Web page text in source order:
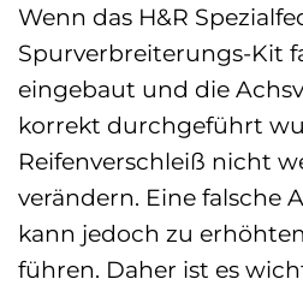
Wenn das H&R
Spurverbreiterungs-Kit
eingebaut und die
korrekt durchgeführt
Reifenverschleiß nicht
verändern. Eine falsche
kann jedoch zu
führen. Daher ist es